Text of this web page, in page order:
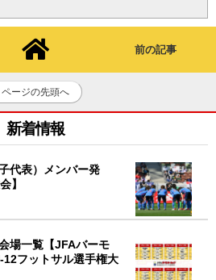
前の記事
ページの先頭へ
新着情報
代表）メンバー発
】
場一覧【JFAバーモ
フットサル選手権大